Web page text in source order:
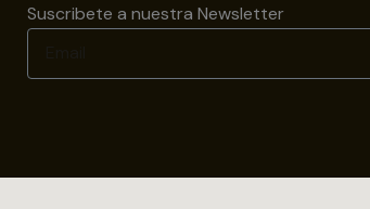
Suscribete a nuestra Newsletter